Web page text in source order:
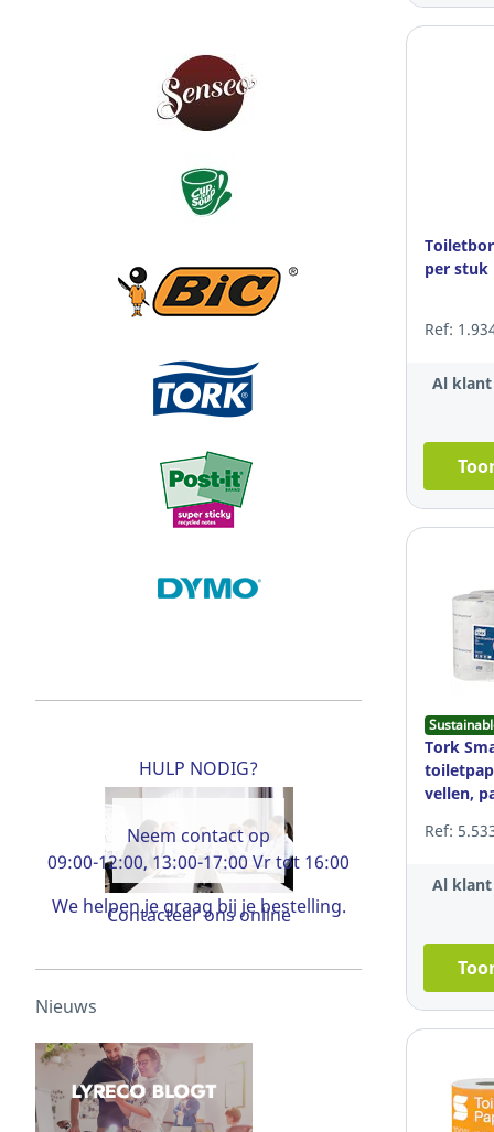
HULP NODIG?
Neem contact op
09:00-12:00, 13:00-17:00 Vr tot 16:00
Contacteer ons online
We helpen je graag bij je bestelling.
Nieuws
per stuk
Ref:
Al
Tork
vellen,
Ref:
Al